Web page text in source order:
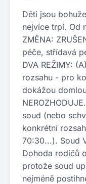
Děti jsou
nejvíce trpí. Od
ZMĚNA:
péče, střídavá
DVA REŽIMY:
rozsahu - pro
dokážou
soud (nebo
konkrétní
70:30...). Soud
Dohoda rodičů
protože soud
nejméně